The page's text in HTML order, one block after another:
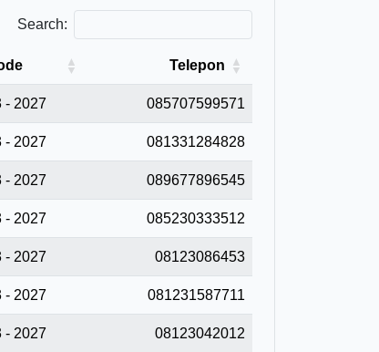
Search:
Telepon
- 2027 085707599571
- 2027 081331284828
- 2027 089677896545
- 2027 085230333512
- 2027 08123086453
- 2027 081231587711
- 2027 08123042012